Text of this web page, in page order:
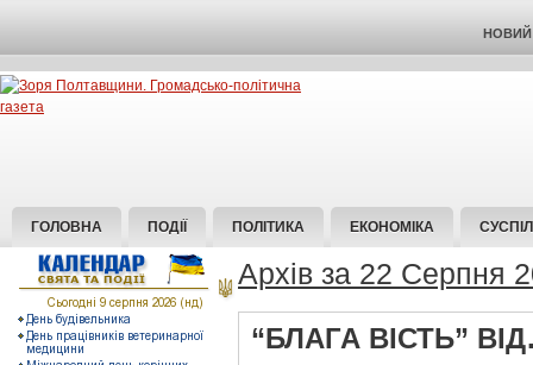
НОВИЙ
ГОЛОВНА ПОДІЇ ПОЛІТИКА ЕКОНОМІКА
Архів за 22 Серпня
“БЛАГА ВIСТЬ”